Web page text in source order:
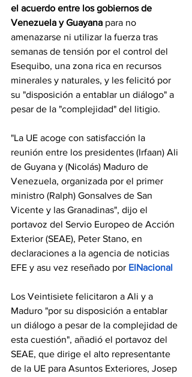
el acuerdo entre los gobiernos de
Venezuela y Guayana para no
amenazarse ni utilizar la fuerza tras
semanas de tensión por el control del
Esequibo, una zona rica en recursos
minerales y naturales, y les felicitó por
su "disposición a entablar un diálogo" a
pesar de la "complejidad" del litigio.
"La UE acoge con satisfacción la
reunión entre los presidentes (Irfaan) Ali
de Guyana y (Nicolás) Maduro de
Venezuela, organizada por el primer
ministro (Ralph) Gonsalves de San
Vicente y las Granadinas", dijo el
portavoz del Servio Europeo de Acción
Exterior (SEAE), Peter Stano, en
declaraciones a la agencia de noticias
EFE y asu vez reseñado por ElNacional
Los Veintisiete felicitaron a Ali y a
Maduro "por su disposición a entablar
un diálogo a pesar de la complejidad de
esta cuestión", añadió el portavoz del
SEAE, que dirige el alto representante
de la UE para Asuntos Exteriores, Josep